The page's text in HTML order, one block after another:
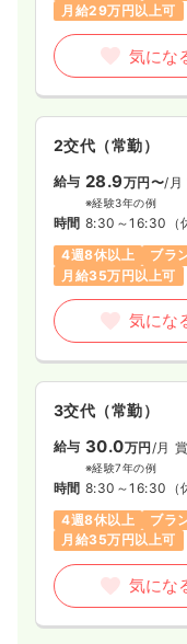
オペ室(手術室)
日勤のみ（常勤）
給与 26.5万円
時間 8:30～17:30
4週8休以上
オン
月給26万円以上可
気になる
内視鏡
日勤のみ（常勤）
給与 29.5〜35.0
※一例
時間 8:30～17:30
土日休み
オンコー
月給35万円以上可
気にな
月給29万円以上可
気にな
2交代（常勤）
給与 28.9万円〜/月
※経験3年の例
時間 8:30～16:30
4週8休以上
ブラ
月給35万円以上可
気にな
3交代（常勤）
給与 30.0万円 /月
※経験7年の例
時間 8:30～16:30
4週8休以上
ブラ
月給35万円以上可
気にな